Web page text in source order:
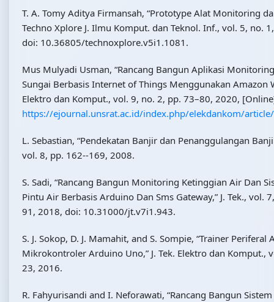
T. A. Tomy Aditya Firmansah, “Prototype Alat Monitoring
Techno Xplore J. Ilmu Komput. dan Teknol. Inf., vol. 5, no.
doi: 10.36805/technoxplore.v5i1.1081.
Mus Mulyadi Usman, “Rancang Bangun Aplikasi
Sungai Berbasis Internet of Things Menggunakan Amazon
Elektro dan Komput., vol. 9, no. 2, pp. 73–80, 2020,
https://ejournal.unsrat.ac.id/index.php/elekdankom/
L. Sebastian, “Pendekatan Banjir dan Penanggulangan
vol. 8, pp. 162--169, 2008.
S. Sadi, “Rancang Bangun Monitoring Ketinggian Air Dan
Pintu Air Berbasis Arduino Dan Sms Gateway,” J. Tek., vol.
91, 2018, doi: 10.31000/jt.v7i1.943.
S. J. Sokop, D. J. Mamahit, and S. Sompie, “Trainer
Mikrokontroler Arduino Uno,” J. Tek. Elektro dan Komput.,
23, 2016.
R. Fahyurisandi and I. Neforawati, “Rancang Bangun